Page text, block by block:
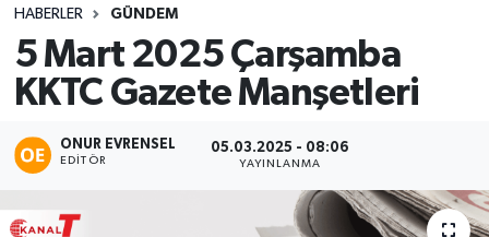
HABERLER GÜNDEM
5 Mart 2025 Çarşamba
KKTC Gazete Manşetleri
ONUR EVRENSEL
EDITÖR
05.03.2025 - 08:06
YAYINLANMA